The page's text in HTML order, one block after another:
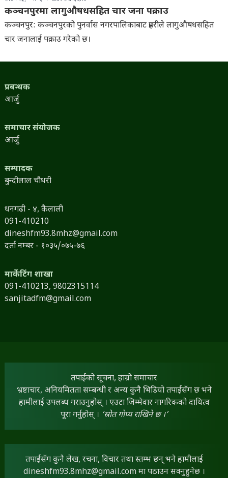
कञ्चनपुरमा लागुऔषधसहित चार जना पक्राउ
कञ्चनपुर: कञ्चनपुरको पुनर्वास नगरपालिकाबाट प्रहरीले लागुऔषधसहित
चार जनालाई पक्राउ गरेको छ।
प्रबन्धक
आर्जु
समाचार संयोजक
आर्जु
सम्पादक
बुन्दीलाल चौधरी
धनगढी - ४, कैलाली
091-410210
dineshfm93.8mhz@gmail.com
दर्ता नम्बर - १०३५/०७५-७६
मार्केटिंग शाखा
091-410213, 9802315114
sanjitadfm@gmail.com
तपाईंको सूचना, हाम्रो समाचार
भ्रष्टाचार, अनियमितता सम्बन्धी र अन्य कुनै भिडियो तपाईंसँग छ भने
हामीलाई उपलब्ध गराउनुहोस् । एउटा जिम्मेवार नागरिकको दायित्व
पूरा गर्नुहोस् । ‘स्रोत गोप्य राखिने छ ।’
तपाईंसँग कुनै लेख, रचना, विचार तथा स्तम्भ छन् भने हामीलाई
dineshfm93.8mhz@gmail.comमा पठाउन सक्नुहुनेछ ।